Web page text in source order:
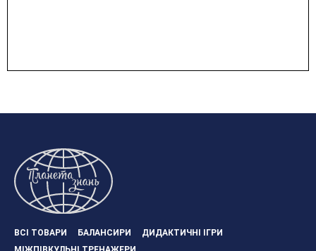
ВСІ ТОВАРИ БАЛАНСИРИ
ДИДАКТИЧНІ ІГРИ